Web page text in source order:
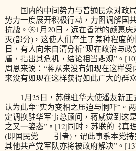
国内的中间势力与普通民众对政
势力一度展开积极行动，力图调解国
抗战。⑥1月20日，远在香港的颜惠庆
灭(部分)，这使人们产生了某种程度
日，有人向朱自清分析“现在政治与
盾，指出其危机，结论相当悲观”。
周恩来说：“蒋从来没有如现在这样受
来没有如现在这样获得如此广大的群
1月25日，苏俄驻华大使潘友新正
认为此举“实为变相之压迫与恫吓”。
定调换驻华军事总顾问，蒋感觉到这
之又一姿态”。[12]同时，苏联的《真
(即国民党——引者)，谓此事系本党持
其他共产党军队亦将被政府解决”。